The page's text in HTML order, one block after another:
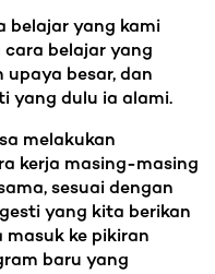
belajar yang kami
belajar yang
besar, dan
yang dulu ia alami.
melakukan
kerja masing-masing
sesuai dengan
yang kita berikan
ke pikiran
baru yang